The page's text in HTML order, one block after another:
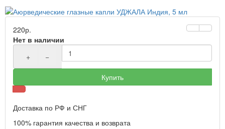
220р.
Нет в наличии
+
−
Купить
Доставка по РФ и СНГ
100% гарантия качества и возврата